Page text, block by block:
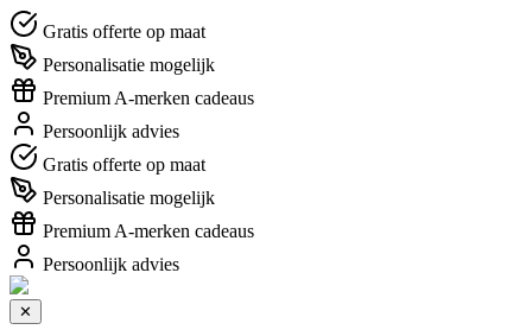
Gratis offerte op maat
Personalisatie mogelijk
Premium A-merken cadeaus
Persoonlijk advies
Gratis offerte op maat
Personalisatie mogelijk
Premium A-merken cadeaus
Persoonlijk advies
✕